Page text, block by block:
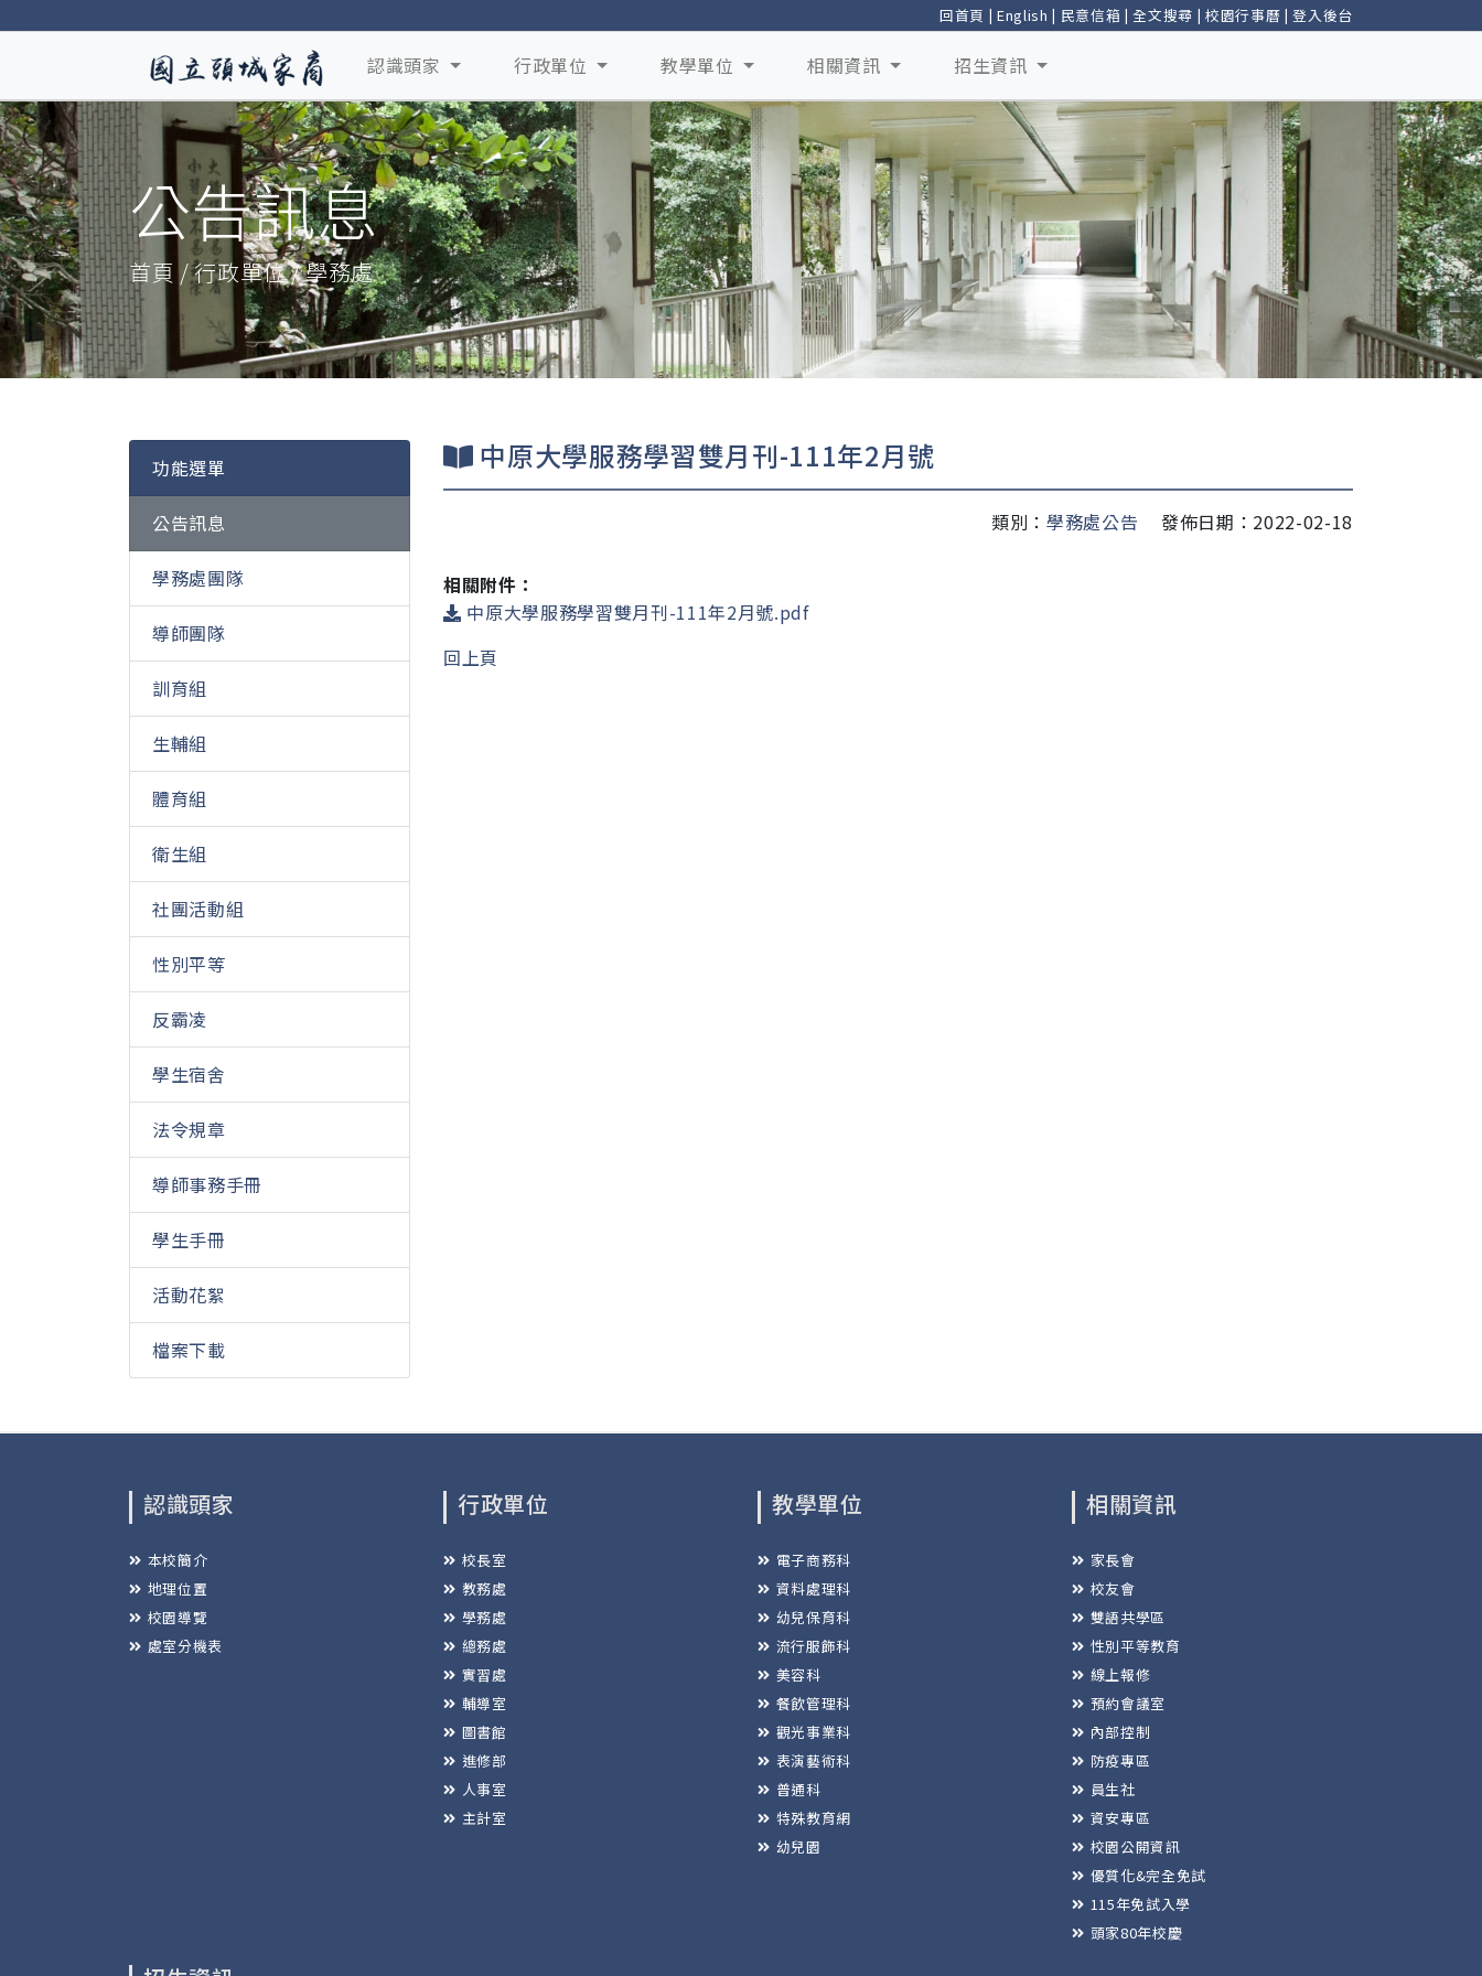
回首頁 | English | 民意信箱 |全文搜尋 | 校園行事曆 |登入後台
認識頭家 行政單位 教學單位 相關資訊 招生資訊
公告訊息
首頁 / 行政單位 / 學務處
功能選單
公告訊息
學務處團隊
導師團隊
訓育組
生輔組
體育組
衛生組
社團活動組
性別平等
反霸凌
學生宿舍
法令規章
導師事務手冊
學生手冊
活動花絮
檔案下載
中原大學服務學習雙月刊-111年2月號
類別： 學務處公告 發佈日期：2022-02-18
相關附件：
中原大學服務學習雙月刊-111年2月號.pdf
回上頁
認識頭家
本校簡介
地理位置
校園導覽
處室分機表
行政單位
校長室
教務處
學務處
總務處
實習處
輔導室
圖書館
進修部
人事室
主計室
教學單位
電子商務科
資料處理科
幼兒保育科
流行服飾科
美容科
餐飲管理科
觀光事業科
表演藝術科
普通科
特殊教育網
幼兒園
相關資訊
家長會
校友會
雙語共學區
性別平等教育
線上報修
預約會議室
內部控制
防疫專區
員生社
資安專區
校園公開資訊
優質化&完全免試
115年免試入學
頭家80年校慶